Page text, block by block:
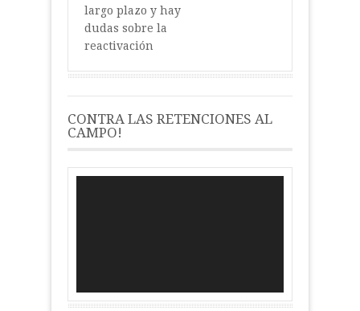
largo plazo y hay
dudas sobre la
reactivación
CONTRA LAS RETENCIONES AL
CAMPO!